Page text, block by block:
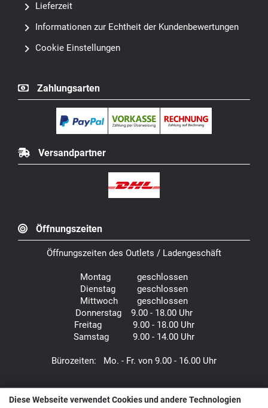
Lieferzeit
Informationen zur Echtheit der Kundenbewertungen
Cookie Einstellungen
Zahlungsarten
Versandpartner
Öffnungszeiten
Öffnungszeiten des Outlets / Ladengeschäft
Montag geschlossen
Dienstag geschlossen
Mittwoch geschlossen
Donnerstag 9.00 - 18.00 Uhr
Freitag 9.00 - 18.00 Uhr
Samstag 9.00 - 14.00 Uhr
Bürozeiten: Mo. - Fr. von 9.00 - 16.00 Uhr
Anfahrt
Diese Webseite verwendet Cookies und andere Technologien